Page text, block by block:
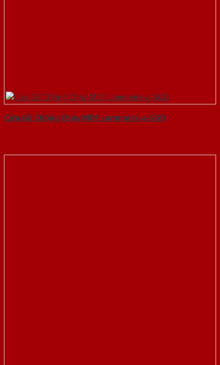
Cửa Gỗ Chống Cháy MDF Laminate-a-SGD